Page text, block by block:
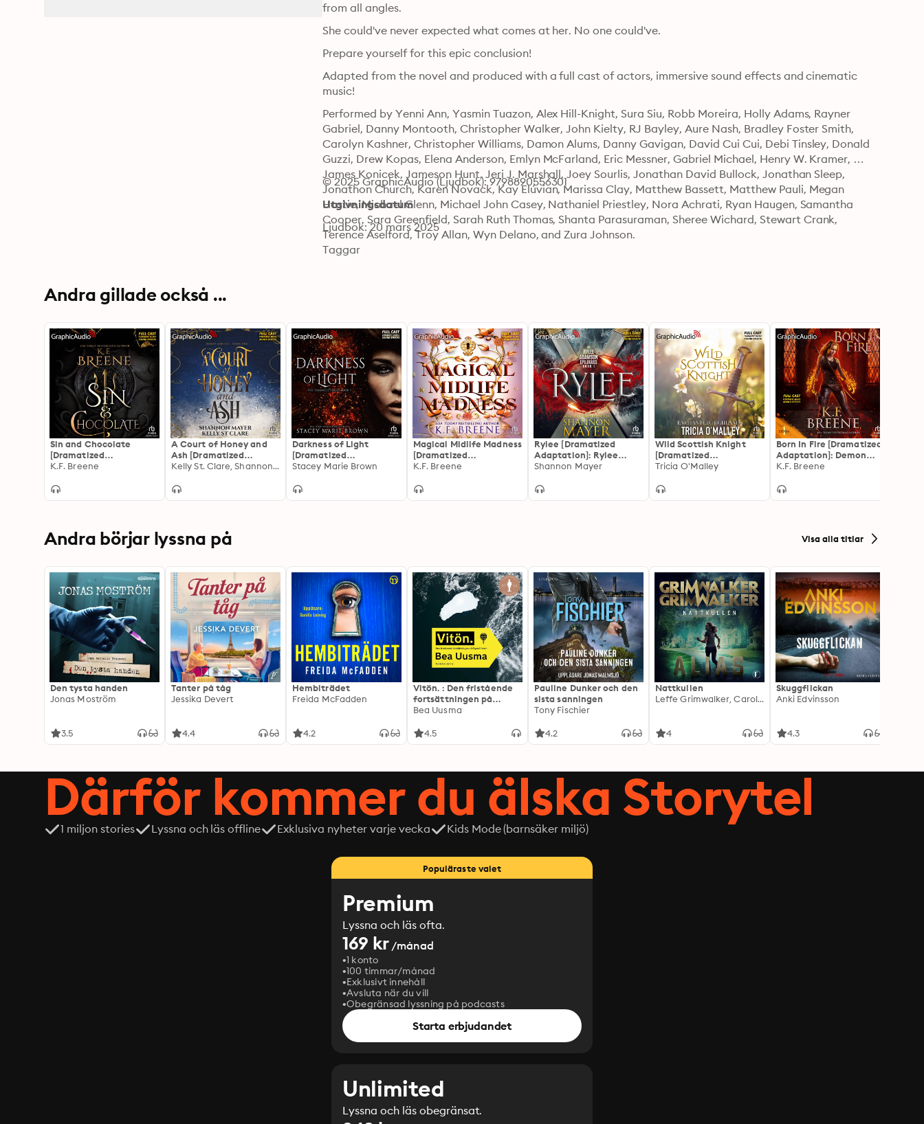
from all angles.
She could've never expected what comes at her. No one could've.
Prepare yourself for this epic conclusion!
Adapted from the novel and produced with a full cast of actors, immersive sound effects and cinematic
music!
Performed by Yenni Ann, Yasmin Tuazon, Alex Hill-Knight, Sura Siu, Robb Moreira, Holly Adams, Rayner
Gabriel, Danny Montooth, Christopher Walker, John Kielty, RJ Bayley, Aure Nash, Bradley Foster Smith,
Carolyn Kashner, Christopher Williams, Damon Alums, Danny Gavigan, David Cui Cui, Debi Tinsley, Donald
Guzzi, Drew Kopas, Elena Anderson, Emlyn McFarland, Eric Messner, Gabriel Michael, Henry W. Kramer,
James Konicek, Jameson Hunt, Jeri J. Marshall, Joey Sourlis, Jonathan David Bullock, Jonathan Sleep,
Jonathon Church, Karen Novack, Kay Elúvian, Marissa Clay, Matthew Bassett, Matthew Pauli, Megan
Hastie, Michael Glenn, Michael John Casey, Nathaniel Priestley, Nora Achrati, Ryan Haugen, Samantha
Cooper, Sara Greenfield, Sarah Ruth Thomas, Shanta Parasuraman, Sheree Wichard, Stewart Crank,
Terence Aselford, Troy Allan, Wyn Delano, and Zura Johnson.
© 2025 GraphicAudio (Ljudbok): 9798890556301
Utgivningsdatum
Ljudbok: 20 mars 2025
Taggar
Andra gillade också ...
Sin and Chocolate
[Dramatized
Adaptation]: Demigods
K.F. Breene
A Court of Honey and
Ash [Dramatized
Adaptation]: Honey and
Kelly St. Clare, Shannon Mayer
Darkness of Light
[Dramatized
Adaptation]: Darkness 1
Stacey Marie Brown
Magical Midlife Madness
[Dramatized
Adaptation]: Leveling
K.F. Breene
Rylee [Dramatized
Adaptation]: Rylee
Adamson Epilogues 1
Shannon Mayer
Wild Scottish Knight
[Dramatized
Adaptation]: Enchanted
Tricia O'Malley
Born In Fire [Dramatized
Adaptation]: Demon
Days, Vampire Nights
K.F. Breene
Andra börjar lyssna på Visa alla titlar
Den tysta handen
Jonas Moström
3.5
Tanter på tåg
Jessika Devert
4.4
Hembiträdet
Freida McFadden
4.2
Vitön. : Den fristående
fortsättningen på
Expeditionen
Bea Uusma
4.5
Pauline Dunker och den
sista sanningen
Tony Fischier
4.2
Nattkullen
Leffe Grimwalker, Caroline Grimwalker
4
Skuggflickan
Anki Edvinsson
4.3
Därför kommer du älska Storytel
1 miljon stories Lyssna och läs offline Exklusiva nyheter varje vecka Kids Mode (barnsäker miljö)
Populäraste valet
Premium
Lyssna och läs ofta.
169 kr/månad
1 konto
100 timmar/månad
Exklusivt innehåll
Avsluta när du vill
Obegränsad lyssning på podcasts
Starta erbjudandet
Unlimited
Lyssna och läs obegränsat.